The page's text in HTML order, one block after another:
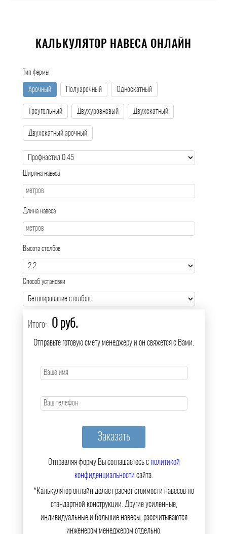
КАЛЬКУЛЯТОР НАВЕСА ОНЛАЙН
Тип фермы
Арочный Полуарочный Односкатный
Треугольный Двухуровневый Двухскатный
Двухскатный арочный
Ширина навеса
Длина навеса
Высота столбов
Способ установки
Итого: 0 руб.
Отправьте готовую смету менеджеру и он свяжется с Вами.
Отправляя форму Вы соглашаетесь сполитикой
конфиденциальности сайта.
*Калькулятор онлайн делает расчет стоимости навесов по
стандартной конструкции. Другие усиленные,
индивидуальные и большие навесы, рассчитываются
инженером менеджером отдельно.